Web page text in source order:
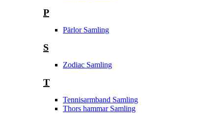
P
Pärlor Samling
S
Zodiac Samling
T
Tennisarmband Samling
Thors hammar Samling